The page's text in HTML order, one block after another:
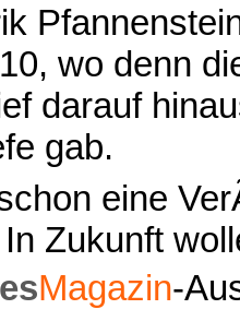
wo denn
darauf
gab.
eine
Zukunft
Magazin-